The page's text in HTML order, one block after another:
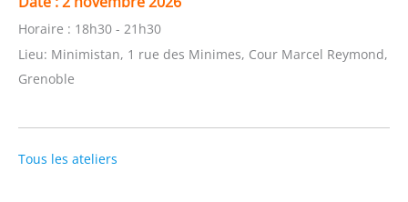
Horaire : 18h30 - 21h30
Lieu: Minimistan, 1 rue des Minimes, Cour Marcel Reymond,
Grenoble
Tous les ateliers